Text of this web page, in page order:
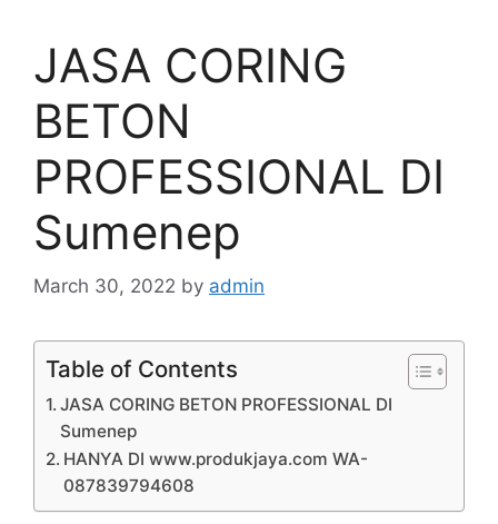
JASA CORING
BETON
PROFESSIONAL DI
Sumenep
March 30, 2022 by admin
Table of Contents
JASA CORING BETON PROFESSIONAL DI
Sumenep
HANYA DI www.produkjaya.com WA-
087839794608